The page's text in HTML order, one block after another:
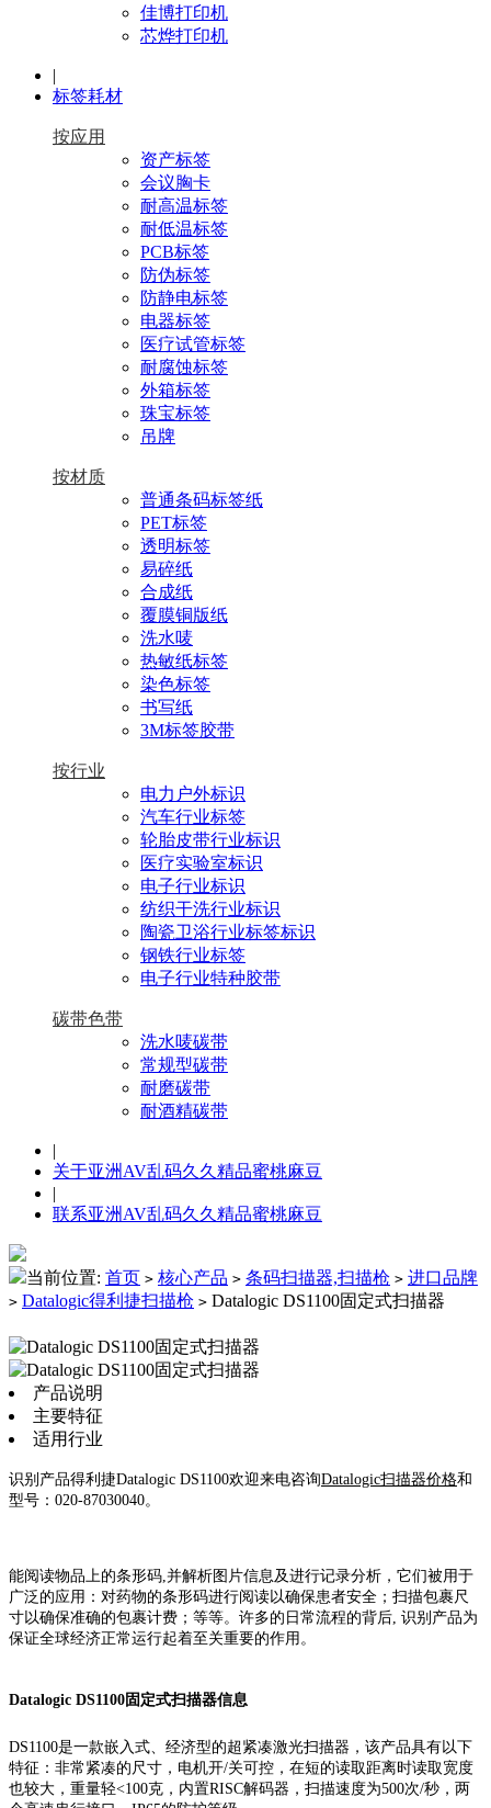
佳博打印机
芯烨打印机
|
标签耗材
按应用
资产标签
会议胸卡
耐高温标签
耐低温标签
PCB标签
防伪标签
防静电标签
电器标签
医疗试管标签
耐腐蚀标签
外箱标签
珠宝标签
吊牌
按材质
普通条码标签纸
PET标签
透明标签
易碎纸
合成纸
覆膜铜版纸
洗水唛
热敏纸标签
染色标签
书写纸
3M标签胶带
按行业
电力户外标识
汽车行业标签
轮胎皮带行业标识
医疗实验室标识
电子行业标识
纺织干洗行业标识
陶瓷卫浴行业标签标识
钢铁行业标签
电子行业特种胶带
碳带色带
洗水唛碳带
常规型碳带
耐磨碳带
耐酒精碳带
|
关于亚洲AV乱码久久精品蜜桃麻豆
|
联系亚洲AV乱码久久精品蜜桃麻豆
当前位置: 首页 > 核心产品 > 条码扫描器,扫描枪 > 进口品牌
> Datalogic得利捷扫描枪 > Datalogic DS1100固定式扫描器
产品说明
主要特征
适用行业
识别产品得利捷Datalogic DS1100欢迎来电咨询Datalogic扫描器价格和
型号：020-87030040。
能阅读物品上的条形码,并解析图片信息及进行记录分析，它们被用于
广泛的应用：对药物的条形码进行阅读以确保患者安全；扫描包裹尺
寸以确保准确的包裹计费；等等。许多的日常流程的背后, 识别产品为
保证全球经济正常运行起着至关重要的作用。
Datalogic DS1100固定式扫描器信息
DS1100是一款嵌入式、经济型的超紧凑激光扫描器，该产品具有以下
特征：非常紧凑的尺寸，电机开/关可控，在短的读取距离时读取宽度
也较大，重量轻<100克，内置RISC解码器，扫描速度为500次/秒，两